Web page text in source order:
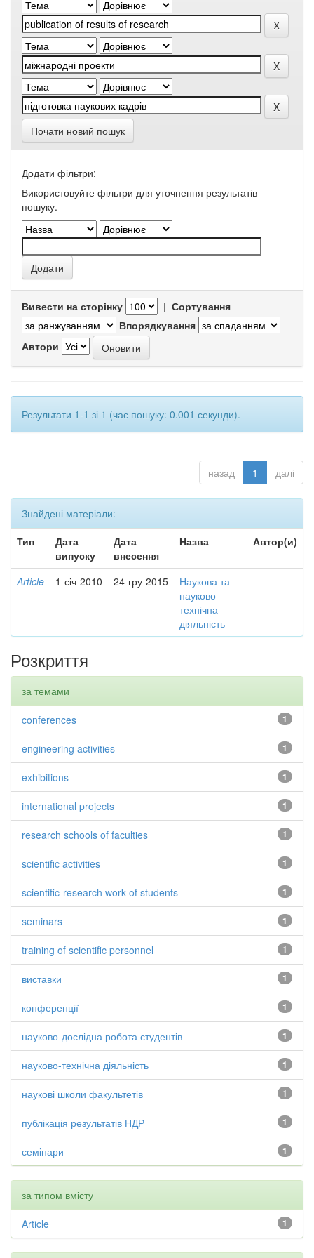
Почати новий пошук
Додати фільтри:
Використовуйте фільтри для уточнення результатів
пошуку.
Вивести на сторінку | Сортування
Впорядкування
Автори
Результати 1-1 зі 1 (час пошуку: 0.001 секунди).
назад 1 далі
Знайдені матеріали:
Тип
Дата
випуску
Дата
внесення
Назва Автор(и)
Article 1-січ-2010 24-гру-2015
Наукова та
науково-
технічна
діяльність
-
Розкриття
за темами
1
conferences
1
engineering activities
1
exhibitions
1
international projects
1
research schools of faculties
1
scientific activities
1
scientific-research work of students
1
seminars
1
training of scientific personnel
1
виставки
1
конференції
1
науково-дослідна робота студентів
1
науково-технічна діяльність
1
наукові школи факультетів
1
публікація результатів НДР
1
семінари
за типом вмісту
1
Article